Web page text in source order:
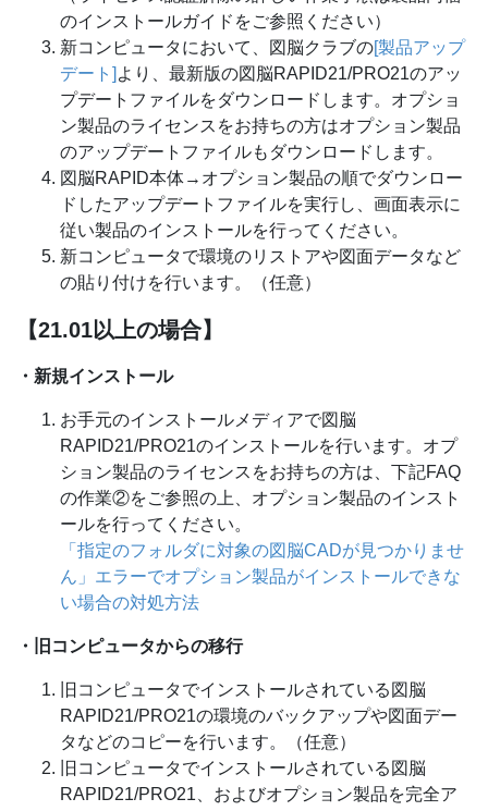
のインストールガイドをご参照ください）
新コンピュータにおいて、図脳クラブの[製品アップ
デート] より、最新版の図脳RAPID21/PRO21のアッ
プデートファイルをダウンロードします。オプショ
ン製品のライセンスをお持ちの方はオプション製品
のアップデートファイルもダウンロードします。
図脳RAPID本体→オプション製品の順でダウンロー
ドしたアップデートファイルを実行し、画面表示に
従い製品のインストールを行ってください。
新コンピュータで環境のリストアや図面データなど
の貼り付けを行います。（任意）
【21.01以上の場合】
・新規インストール
お手元のインストールメディアで図脳
RAPID21/PRO21のインストールを行います。オプ
ション製品のライセンスをお持ちの方は、下記FAQ
の作業②をご参照の上、オプション製品のインスト
ールを行ってください。
「指定のフォルダに対象の図脳CADが見つかりませ
ん」エラーでオプション製品がインストールできな
い場合の対処方法
・旧コンピュータからの移行
旧コンピュータでインストールされている図脳
RAPID21/PRO21の環境のバックアップや図面デー
タなどのコピーを行います。（任意）
旧コンピュータでインストールされている図脳
RAPID21/PRO21、およびオプション製品を完全ア